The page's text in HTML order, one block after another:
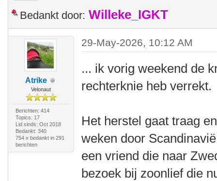
Bedankt door: Willeke_IGKT
Atrike
Velonaut
Berichten: 414
Topics: 17
Lid sinds: Oct 2018
Bedankt: 340
754 x bedankt in 291
berichten
29-May-2026, 10:12 AM
... ik vorig weekend de
rechterknie heb verrekt.
Het herstel gaat traag
weken door
een vriend die naar
bezoek bij zoonlief die